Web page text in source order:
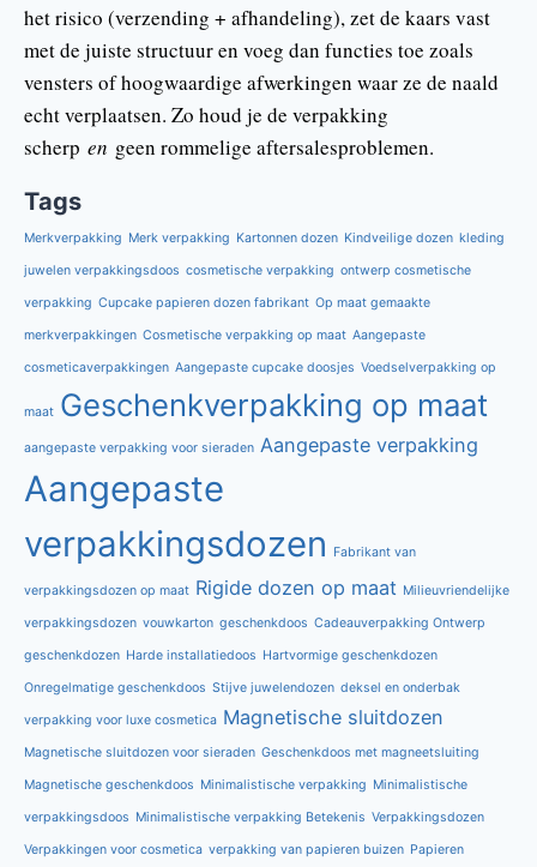
het risico (verzending + afhandeling), zet de kaars vast
met de juiste structuur en voeg dan functies toe zoals
vensters of hoogwaardige afwerkingen waar ze de naald
echt verplaatsen. Zo houd je de verpakking
scherp en geen rommelige aftersalesproblemen.
Tags
Merkverpakking Merk verpakking Kartonnen dozen Kindveilige dozen kleding
juwelen verpakkingsdoos cosmetische verpakking ontwerp cosmetische
verpakking Cupcake papieren dozen fabrikant Op maat gemaakte
merkverpakkingen Cosmetische verpakking op maat Aangepaste
cosmeticaverpakkingen Aangepaste cupcake doosjes Voedselverpakking op
maat Geschenkverpakking op maat
aangepaste verpakking voor sieraden Aangepaste verpakking
Aangepaste
verpakkingsdozen
Fabrikant van
verpakkingsdozen op maat Rigide dozen op maat Milieuvriendelijke
verpakkingsdozen vouwkarton geschenkdoos Cadeauverpakking Ontwerp
geschenkdozen Harde installatiedoos Hartvormige geschenkdozen
Onregelmatige geschenkdoos Stijve juwelendozen deksel en onderbak
verpakking voor luxe cosmetica Magnetische sluitdozen
Magnetische sluitdozen voor sieraden Geschenkdoos met magneetsluiting
Magnetische geschenkdoos Minimalistische verpakking Minimalistische
verpakkingsdoos Minimalistische verpakking Betekenis Verpakkingsdozen
Verpakkingen voor cosmetica verpakking van papieren buizen Papieren